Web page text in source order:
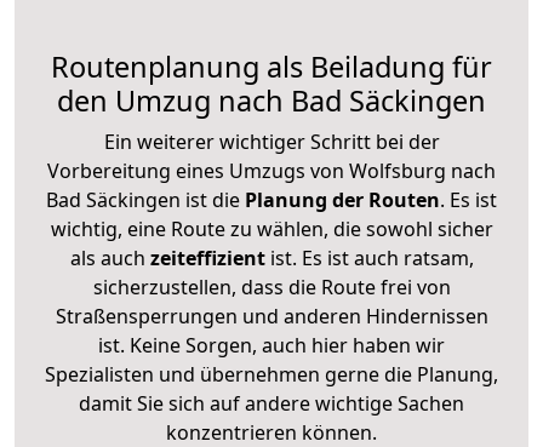
Routenplanung als Beiladung für
den Umzug nach Bad Säckingen
Ein weiterer wichtiger Schritt bei der
Vorbereitung eines Umzugs von Wolfsburg nach
Bad Säckingen ist die Planung der Routen. Es ist
wichtig, eine Route zu wählen, die sowohl sicher
als auch zeiteffizientist. Es ist auch ratsam,
sicherzustellen, dass die Route frei von
Straßensperrungen und anderen Hindernissen
ist. Keine Sorgen, auch hier haben wir
Spezialisten und übernehmen gerne die Planung,
damit Sie sich auf andere wichtige Sachen
konzentrieren können.